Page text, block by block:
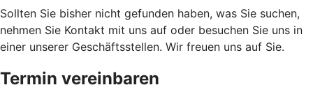
Sollten Sie bisher nicht gefunden haben, was Sie suchen,
nehmen Sie Kontakt mit uns auf oder besuchen Sie uns in
einer unserer Geschäftsstellen. Wir freuen uns auf Sie.
Termin vereinbaren